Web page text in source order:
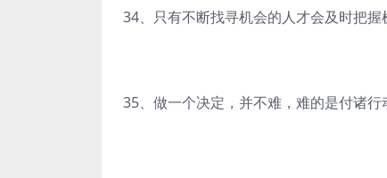
34、只有不断找寻机会的人才会及时把握
35、做一个决定，并不难，难的是付诸行